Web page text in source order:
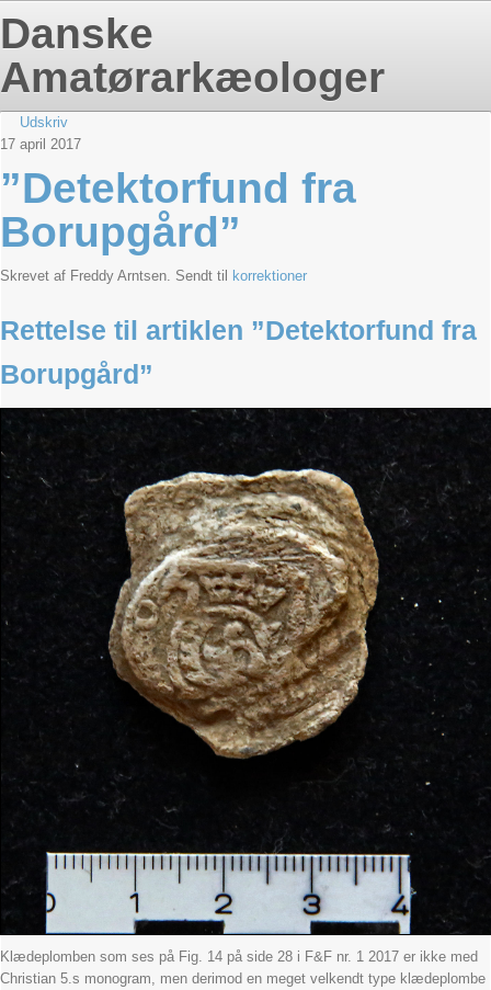
Danske
Amatørarkæologer
Udskriv
17 april 2017
”Detektorfund fra
Borupgård”
Skrevet af Freddy Arntsen. Sendt til korrektioner
Rettelse til artiklen ”Detektorfund fra
Borupgård”
Klædeplomben som ses på Fig. 14 på side 28 i F&F nr. 1 2017 er ikke med
Christian 5.s monogram, men derimod en meget velkendt type klædeplombe